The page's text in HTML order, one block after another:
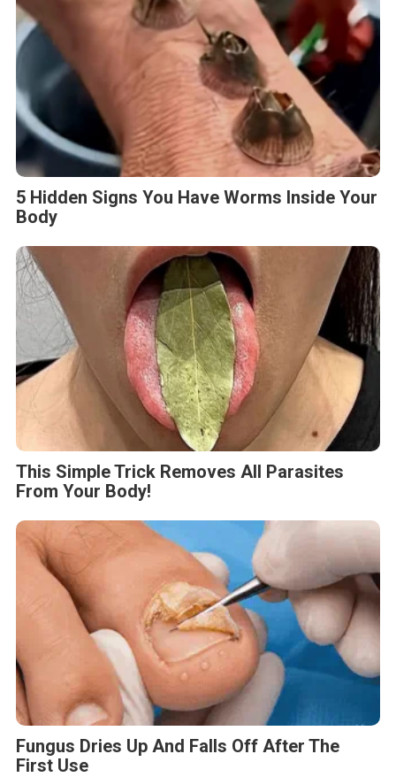
5 Hidden Signs You Have Worms Inside Your
Body
This Simple Trick Removes All Parasites
From Your Body!
Fungus Dries Up And Falls Off After The
First Use